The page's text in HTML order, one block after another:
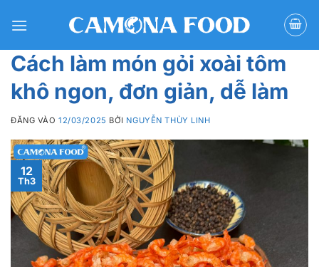
qua
dungCách làm món gỏi xoài tôm
khô ngon, đơn giản, dễ làm
ĐĂNG VÀO12/03/2025 BỞI NGUYỄN THÙY LINH
12
Th3